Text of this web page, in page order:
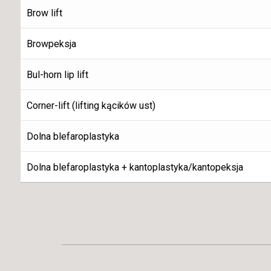
Brow lift
Browpeksja
Bul-horn lip lift
Corner-lift (lifting kącików ust)
Dolna blefaroplastyka
Dolna blefaroplastyka + kantoplastyka/kantopeksja